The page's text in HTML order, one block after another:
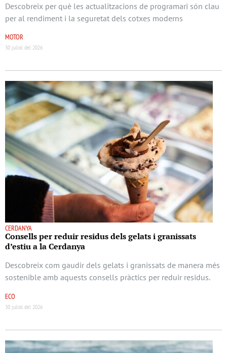
Descobreix per què les actualitzacions de programari són clau
per al rendiment i la seguretat dels cotxes moderns
MOTOR
30 juliol del 2026
CERDANYA
Consells per reduir residus dels gelats i granissats
d’estiu a la Cerdanya
Descobreix com gaudir dels gelats i granissats de manera més
sostenible amb aquests consells pràctics per reduir residus.
ECO
30 juliol del 2026